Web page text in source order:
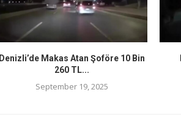
Denizli’de Makas Atan Şoföre 10 Bin
260 TL...
September 19, 2025